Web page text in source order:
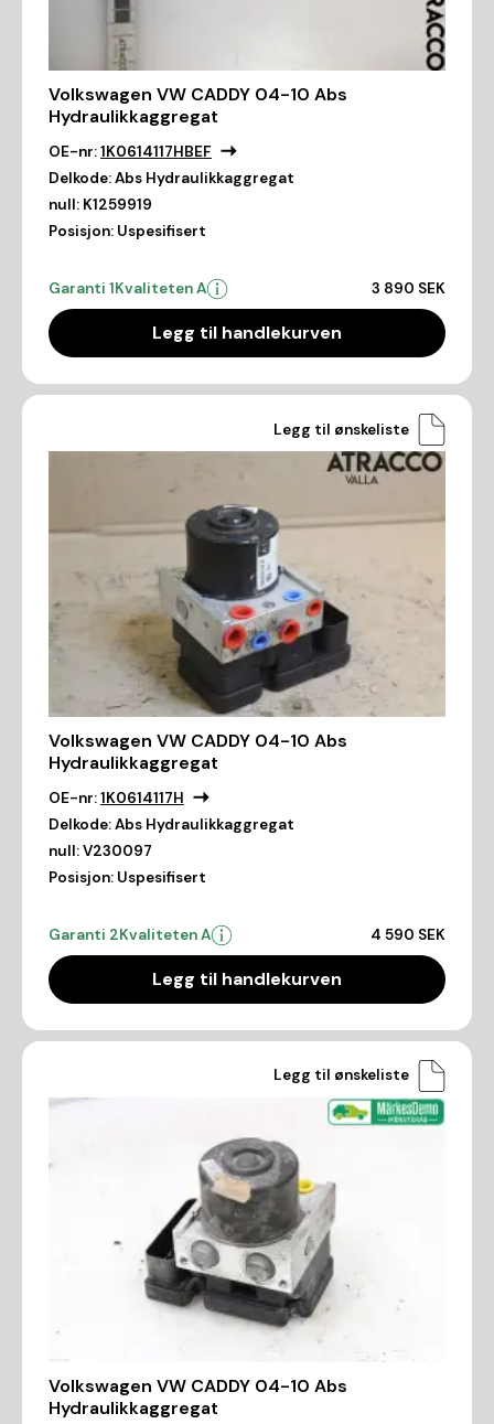
Volkswagen VW CADDY 04-10 Abs
Hydraulikkaggregat
OE-nr:1K0614117HBEF
Delkode:Abs Hydraulikkaggregat
null: K1259919
Posisjon: Uspesifisert
Garanti 1Kvaliteten A 3 890 SEK
Legg til handlekurven
Legg til ønskeliste
Volkswagen VW CADDY 04-10 Abs
Hydraulikkaggregat
OE-nr:1K0614117H
Delkode:Abs Hydraulikkaggregat
null:V230097
Posisjon: Uspesifisert
Garanti 2Kvaliteten A 4 590 SEK
Legg til handlekurven
Legg til ønskeliste
Volkswagen VW CADDY 04-10 Abs
Hydraulikkaggregat